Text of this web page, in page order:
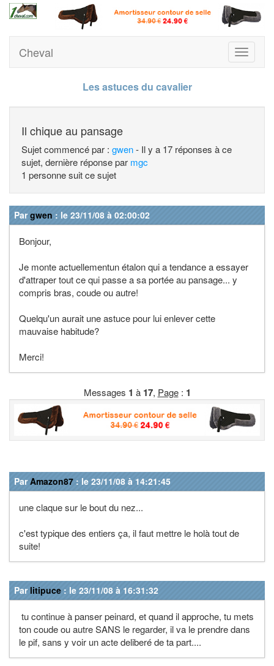
Toggle
Cheval
Les astuces du cavalier
Il chique au pansage
Sujet commencé par : gwen- Il y a 17 réponses à ce
sujet, dernière réponse par mgc
1 personne suit ce sujet
Pargwen : le 23/11/08 à 02:00:02
Bonjour,
Je monte actuellementun étalon qui a tendance a essayer
d'attraper tout ce qui passe a sa portée au pansage... y
compris bras, coude ou autre!
Quelqu'un aurait une astuce pour lui enlever cette
mauvaise habitude?
Merci!
Messages 1 à 17, Page: 1
ParAmazon87 : le 23/11/08 à 14:21:45
une claque sur le bout du nez...
c'est typique des entiers ça, il faut mettre le holà tout de
suite!
Par litipuce : le 23/11/08 à 16:31:32
tu continue à panser peinard, et quand il approche, tu mets
ton coude ou autre SANS le regarder, il va le prendre dans
le pif, sans y voir un acte deliberé de ta part....